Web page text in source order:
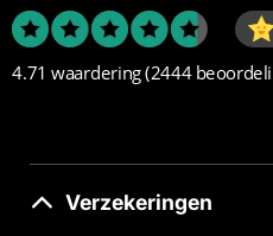
4.71 waardering(2444
Verzekeringen